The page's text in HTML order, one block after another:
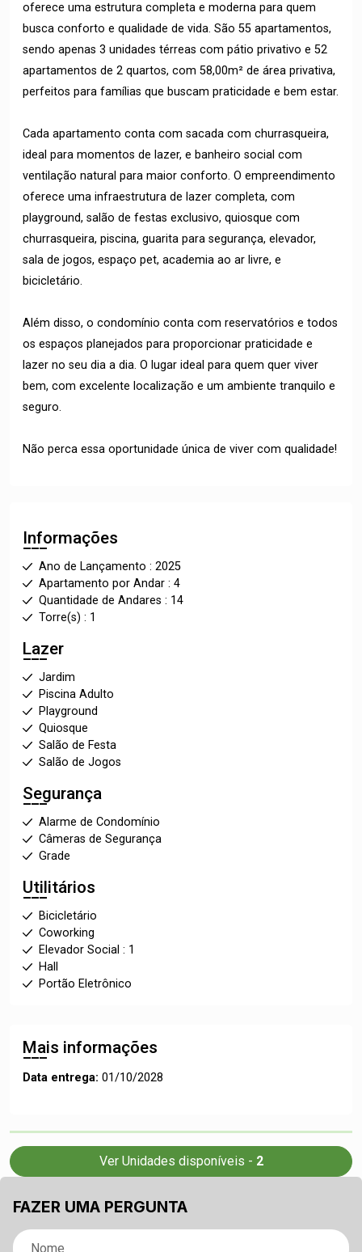
oferece uma estrutura completa e moderna para quem
busca conforto e qualidade de vida. São 55 apartamentos,
sendo apenas 3 unidades térreas com pátio privativo e 52
apartamentos de 2 quartos, com 58,00m² de área privativa,
perfeitos para famílias que buscam praticidade e bem estar.
Cada apartamento conta com sacada com churrasqueira,
ideal para momentos de lazer, e banheiro social com
ventilação natural para maior conforto. O empreendimento
oferece uma infraestrutura de lazer completa, com
playground, salão de festas exclusivo, quiosque com
churrasqueira, piscina, guarita para segurança, elevador,
sala de jogos, espaço pet, academia ao ar livre, e
bicicletário.
Além disso, o condomínio conta com reservatórios e todos
os espaços planejados para proporcionar praticidade e
lazer no seu dia a dia. O lugar ideal para quem quer viver
bem, com excelente localização e um ambiente tranquilo e
seguro.
Não perca essa oportunidade única de viver com qualidade!
Informações
Ano de Lançamento : 2025
Apartamento por Andar : 4
Quantidade de Andares : 14
Torre(s) : 1
Lazer
Jardim
Piscina Adulto
Playground
Quiosque
Salão de Festa
Salão de Jogos
Segurança
Alarme de Condomínio
Câmeras de Segurança
Grade
Utilitários
Bicicletário
Coworking
Elevador Social : 1
Hall
Portão Eletrônico
Mais informações
Data entrega: 01/10/2028
Ver Unidades disponíveis - 2
FAZER UMA PERGUNTA